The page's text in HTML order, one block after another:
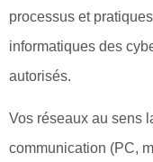
processus et
informatiques des
autorisés.
Vos réseaux au sens
communication (PC,